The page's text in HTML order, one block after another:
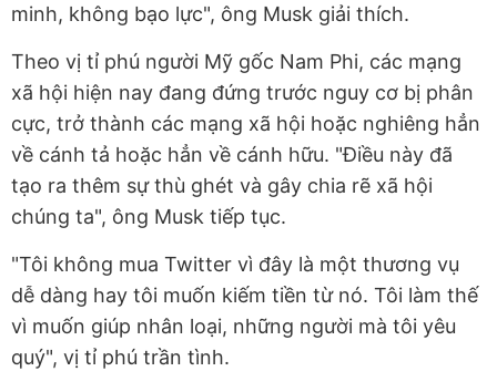
minh, không bạo lực", ông Musk giải thích.
Theo vị tỉ phú người Mỹ gốc Nam Phi, các mạng
xã hội hiện nay đang đứng trước nguy cơ bị phân
cực, trở thành các mạng xã hội hoặc nghiêng hẳn
về cánh tả hoặc hẳn về cánh hữu. "Điều này đã
tạo ra thêm sự thù ghét và gây chia rẽ xã hội
chúng ta", ông Musk tiếp tục.
"Tôi không mua Twitter vì đây là một thương vụ
dễ dàng hay tôi muốn kiếm tiền từ nó. Tôi làm thế
vì muốn giúp nhân loại, những người mà tôi yêu
quý", vị tỉ phú trần tình.